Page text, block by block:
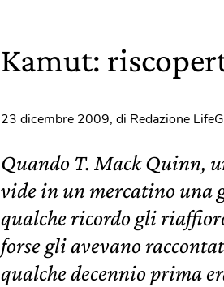
Kamut:
23 dicembre 2009, di Redazione
Quando T. Mack Quinn,
vide in un mercatino una
qualche ricordo gli
forse gli avevano
qualche decennio prima